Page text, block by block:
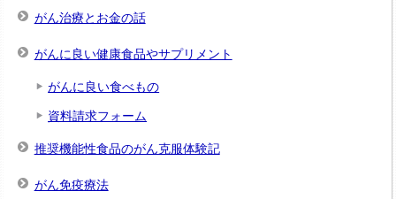
がん治療とお金の話
がんに良い健康食品やサプリメント
がんに良い食べもの
資料請求フォーム
推奨機能性食品のがん克服体験記
がん免疫療法